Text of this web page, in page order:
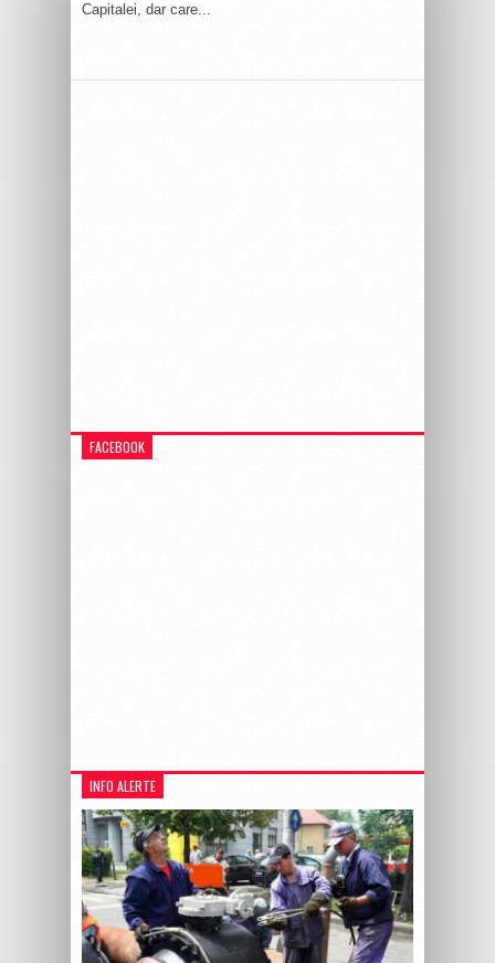
Capitalei, dar care...
FACEBOOK
INFO ALERTE